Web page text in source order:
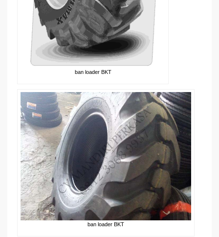
ban loader BKT
ban loader BKT